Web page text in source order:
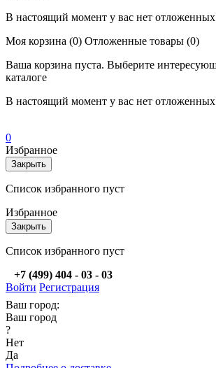
В настоящий момент у вас нет отложенных
Моя корзина (0) Отложенные товары (0)
Ваша корзина пуста. Выберите
каталоге
В настоящий момент у вас нет отложенных
0
Избранное
Закрыть
Список избранного пуст
Избранное
Закрыть
Список избранного пуст
+7 (499) 404 - 03 - 03
Войти Регистрация
Ваш город:
Ваш город
?
Нет
Да